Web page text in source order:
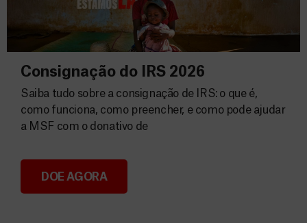
Consignação do IRS 2026
Consignação do IRS 2026
Saiba tudo sobre a consignação de IRS: o que é,
como funciona, como preencher, e como pode ajudar
a MSF com o donativo de
DOE AGORA